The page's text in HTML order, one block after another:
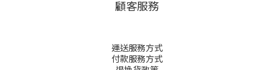
顧客服務
運送服務方式
付款服務方式